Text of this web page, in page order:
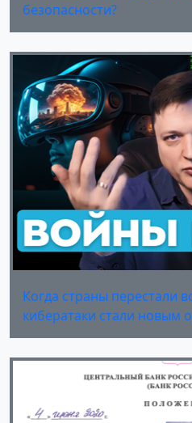
безопасности?
Когда страны перестали
кибератаки стали новым